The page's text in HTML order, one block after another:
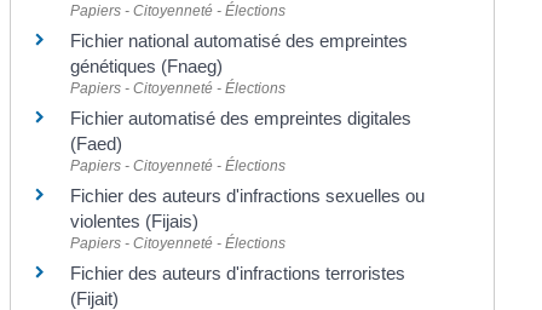
Papiers - Citoyenneté - Élections
Fichier national automatisé des empreintes
génétiques (Fnaeg)
Papiers - Citoyenneté - Élections
Fichier automatisé des empreintes digitales
(Faed)
Papiers - Citoyenneté - Élections
Fichier des auteurs d'infractions sexuelles ou
violentes (Fijais)
Papiers - Citoyenneté - Élections
Fichier des auteurs d'infractions terroristes
(Fijait)